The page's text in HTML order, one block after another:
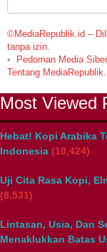
©MediaRepublik.id –
tanpa izin.
Pedoman Media Siber
Tentang
Most Viewed
Hebat! Kopi Arabika
Indonesia (10,424)
Uji Cita Rasa Kopi,
(8,531)
Lintasan, Usia, Dan
Menaklukkan Batas